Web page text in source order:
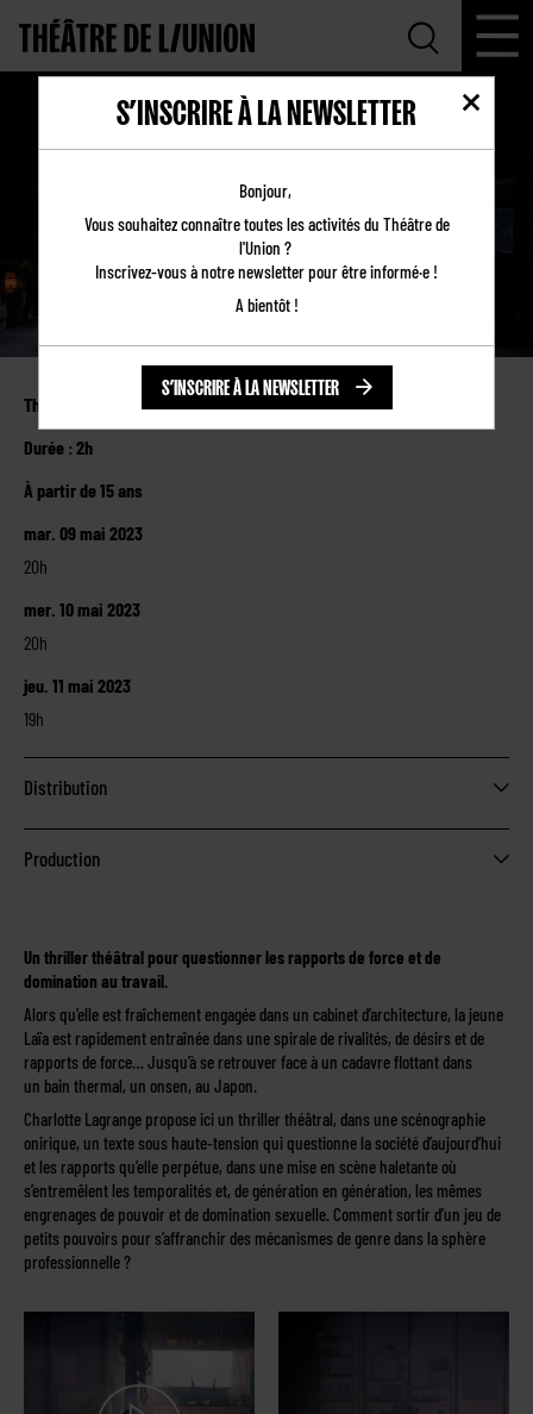
LES PETITS POUVOIRS
Théâtre de l’Union
Durée : 2h
À partir de 15 ans
mar. 09 mai 2023
20h
mer. 10 mai 2023
20h
jeu. 11 mai 2023
19h
Distribution
Production
Un thriller théâtral pour questionner les rapports de force et de
domination au travail.
Alors qu’elle est fraîchement engagée dans un cabinet d’architecture, la jeune
Laïa est rapidement entraînée dans une spirale de rivalités, de désirs et de
rapports de force… Jusqu’à se retrouver face à un cadavre flottant dans
un bain thermal, un onsen, au Japon.
Charlotte Lagrange propose ici un thriller théâtral, dans une scénographie
onirique, un texte sous haute-tension qui questionne la société d’aujourd’hui
et les rapports qu’elle perpétue, dans une mise en scène haletante où
s’entremêlent les temporalités et, de génération en génération, les mêmes
engrenages de pouvoir et de domination sexuelle. Comment sortir d’un jeu de
petits pouvoirs pour s’affranchir des mécanismes de genre dans la sphère
professionnelle ?
S’INSCRIRE À LA NEWSLETTER
Bonjour,
Vous souhaitez connaître toutes les activités du Théâtre de
l'Union ?
Inscrivez-vous à notre newsletter pour être informé·e !
A bientôt !
S’INSCRIRE À LA NEWSLETTER